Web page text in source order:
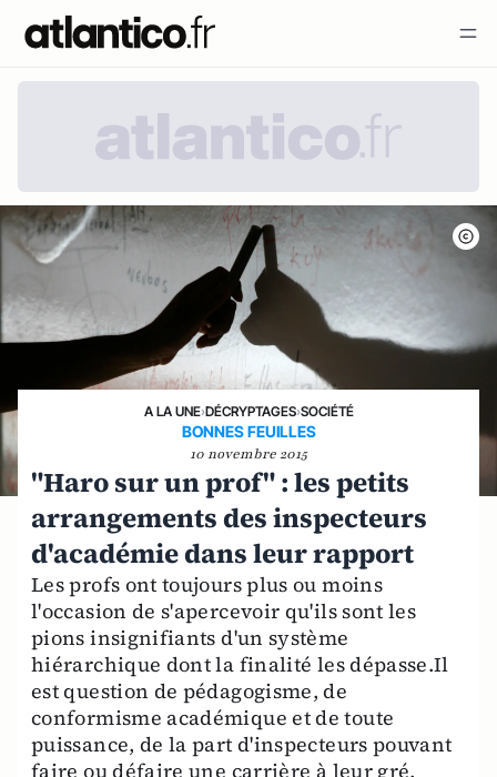
A LA UNE›DÉCRYPTAGES›SOCIÉTÉ
BONNES FEUILLES
10 novembre 2015
"Haro sur un prof" : les petits
arrangements des inspecteurs
d'académie dans leur rapport
Les profs ont toujours plus ou moins
l'occasion de s'apercevoir qu'ils sont les
pions insignifiants d'un système
hiérarchique dont la finalité les dépasse.Il
est question de pédagogisme, de
conformisme académique et de toute
puissance, de la part d'inspecteurs pouvant
faire ou défaire une carrière à leur gré,